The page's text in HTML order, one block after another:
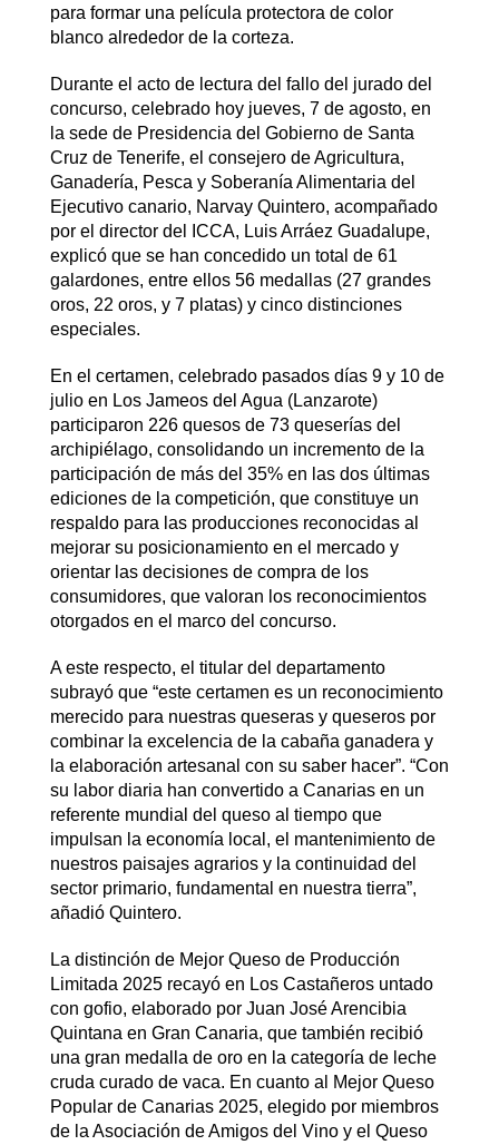
para formar una película protectora de color
blanco alrededor de la corteza.
Durante el acto de lectura del fallo del jurado del
concurso, celebrado hoy jueves, 7 de agosto, en
la sede de Presidencia del Gobierno de Santa
Cruz de Tenerife, el consejero de Agricultura,
Ganadería, Pesca y Soberanía Alimentaria del
Ejecutivo canario, Narvay Quintero, acompañado
por el director del ICCA, Luis Arráez Guadalupe,
explicó que se han concedido un total de 61
galardones, entre ellos 56 medallas (27 grandes
oros, 22 oros, y 7 platas) y cinco distinciones
especiales.
En el certamen, celebrado pasados días 9 y 10 de
julio en Los Jameos del Agua (Lanzarote)
participaron 226 quesos de 73 queserías del
archipiélago, consolidando un incremento de la
participación de más del 35% en las dos últimas
ediciones de la competición, que constituye un
respaldo para las producciones reconocidas al
mejorar su posicionamiento en el mercado y
orientar las decisiones de compra de los
consumidores, que valoran los reconocimientos
otorgados en el marco del concurso.
A este respecto, el titular del departamento
subrayó que “este certamen es un reconocimiento
merecido para nuestras queseras y queseros por
combinar la excelencia de la cabaña ganadera y
la elaboración artesanal con su saber hacer”. “Con
su labor diaria han convertido a Canarias en un
referente mundial del queso al tiempo que
impulsan la economía local, el mantenimiento de
nuestros paisajes agrarios y la continuidad del
sector primario, fundamental en nuestra tierra”,
añadió Quintero.
La distinción de Mejor Queso de Producción
Limitada 2025 recayó en Los Castañeros untado
con gofio, elaborado por Juan José Arencibia
Quintana en Gran Canaria, que también recibió
una gran medalla de oro en la categoría de leche
cruda curado de vaca. En cuanto al Mejor Queso
Popular de Canarias 2025, elegido por miembros
de la Asociación de Amigos del Vino y el Queso